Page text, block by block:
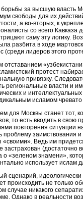
за высшую власть
свободы для их
а во-вторых, к
со всего Кавказа
саму эту логику.
разбита в ходе
(среди лидеров этого
протест
привязку.
региональные власти и
и
исламом чревато
для Москвы станет тот,
то есть вводить в
повторения ситуации
заимствования
Ведь им
застрахован
«зеленом знамени»,
использует ислам
сценарий,
происходить не только
случае никакого
Однако в реальности